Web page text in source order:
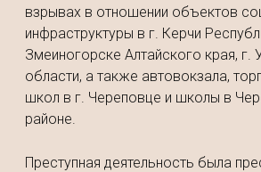
взрывах в отношении объектов
инфраструктуры в г. Керчи
Змеиногорске Алтайского края, г.
области, а также автовокзала,
школ в г. Череповце и школы в
районе.
Преступная деятельность была